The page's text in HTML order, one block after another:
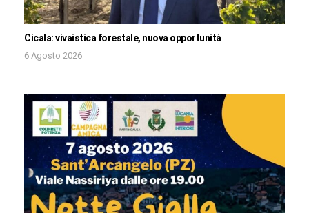
Cicala: vivaistica forestale, nuova opportunità
6 Agosto 2026